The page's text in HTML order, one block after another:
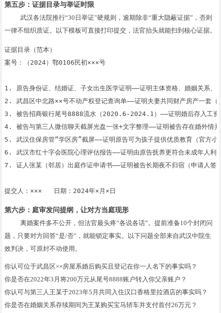
第五步：证据目录与举证时限
武汉各法院推行“30日举证”硬规则，逾期除非“重大隐蔽证据”，否则
一律不组织质证。以下模板可直接打印提交，法官抬头就能扫到核心证据。
证据目录（范本）
案号：（2024）鄂0106民初×××号
1. 原告身份证、结婚证、子女出生医学证明——证明主体资格、婚姻关系、
2. 武昌区中北路××号不动产权登记查询单——证明夫妻共同财产房产一套（
3. 被告招商银行尾号8888流水（2020.6-2024.1）——证明婚后存入工资
4. 被告与第三人微信聊天截屏光盘一张+文字整理——证明被告存在婚外情
5. 武汉住保房管“学区房”截屏——证明原告可为孩子提供优质教育（官方小
6. 武汉市红十字会医院心理评估报告——证明由原告抚养更符合未成年人利
7. 证人张某（邻居）出庭作证申请书——证明被告长期夜不归宿（申请人签
第六步：庭审发问提纲，让对方当庭现形
离婚案件多不公开，但法官最头疼“各说各话”。提前准备10个封闭问
题，只要对方回答“是/否”，就能锁定事实。以下问题全部来自武汉中院生
效判决，可原封不动使用。
你认可位于武昌区××房屋系婚后购买且登记在你一人名下的事实吗？
你是否在2022年3月将200万元从尾号8888账户转入你父亲账户？
你认可与第三人王某于2023年5月共同入住汉口香格里拉酒店的事实吗？
你是否在婚姻关系存续期间为王某购买宝马轿车并支付首付26万元？